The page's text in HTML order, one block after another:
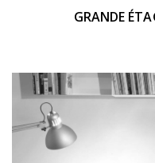
GRANDE